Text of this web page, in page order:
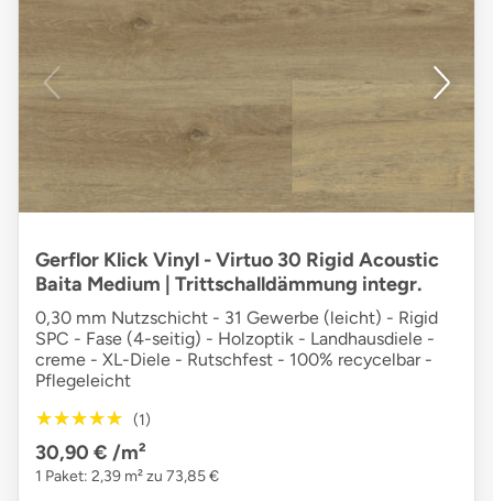
Gerflor Klick Vinyl - Virtuo 30 Rigid Acoustic
Baita Medium | Trittschalldämmung integr.
0,30 mm Nutzschicht - 31 Gewerbe (leicht) - Rigid
SPC - Fase (4-seitig) - Holzoptik - Landhausdiele -
creme - XL-Diele - Rutschfest - 100% recycelbar -
Pflegeleicht
★★★★★
★★★★★ (1)
30,90 € /m²
1 Paket: 2,39 m² zu 73,85 €